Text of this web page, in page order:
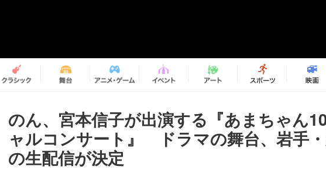
のん、宮本信子が出演する『あまちゃん
ャルコンサート』 ドラマの舞台、岩手
の生配信が決定